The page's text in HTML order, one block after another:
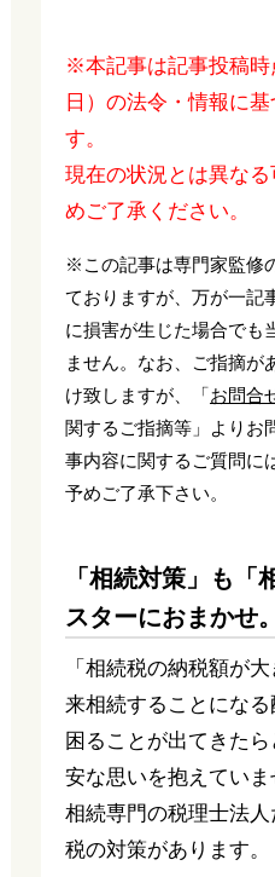
※本記事は記事投稿時
日）の法令・情報に
す。
現在の状況とは異な
めご了承ください。
※この記事は専門家監修
ておりますが、万が一記
に損害が生じた場合でも
ません。なお、ご指摘が
け致しますが、「お問合
関するご指摘等」よりお
事内容に関するご質問に
予めご了承下さい。
「相続対策」も「
スターにおまかせ。
「相続税の納税額が
来相続することにな
困ることが出てきた
安な思いを抱えていま
相続専門の税理士法
税の対策があります。